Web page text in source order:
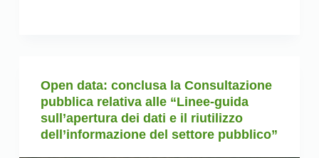
Open data: conclusa la Consultazione
pubblica relativa alle “Linee-guida
sull’apertura dei dati e il riutilizzo
dell’informazione del settore pubblico”